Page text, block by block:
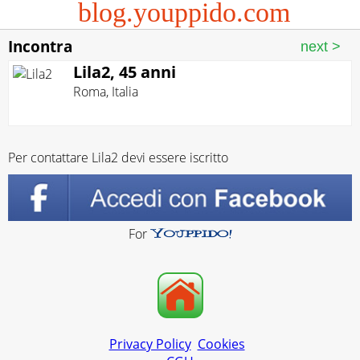
blog.youppido.com
Incontra
Lila2, 45 anni
Roma, Italia
Per contattare Lila2 devi essere iscritto
For
Privacy Policy Cookies